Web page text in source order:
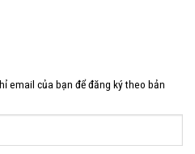
email của bạn để đăng ký theo bản